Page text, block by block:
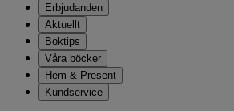
Erbjudanden
Aktuellt
Boktips
Våra böcker
Hem & Present
Kundservice